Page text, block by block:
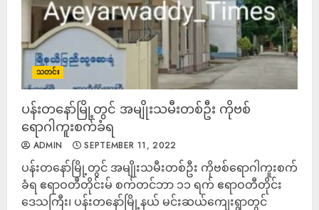
သတင်း
ပန်းတနော်မြို့တွင် အမျိုးသမီးတစ်ဦး ကိုဗစ်
ရောဂါကူးစက်ခံရ
ADMIN SEPTEMBER 11, 2022
ပန်းတနော်မြို့တွင် အမျိုးသမီးတစ်ဦး ကိုဗစ်ရောဂါကူးစက်
ခံရ ဧရာဝတီတိုင်းမ် စက်တင်ဘာ ၁၁ ရက် ဧရာဝတီတိုင်း
ဒေသကြီး၊ ပန်းတနော်မြို့နယ် မင်းဆယ်ကျေးရွာတွင်